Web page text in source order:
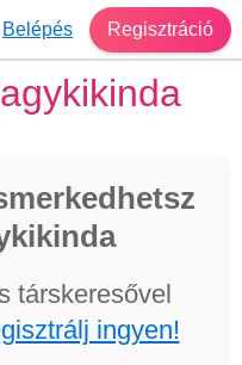
Belépés Regisztráció
társkeresővel
ingyen!